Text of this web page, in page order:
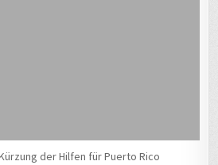
der Hilfen für Puerto Rico